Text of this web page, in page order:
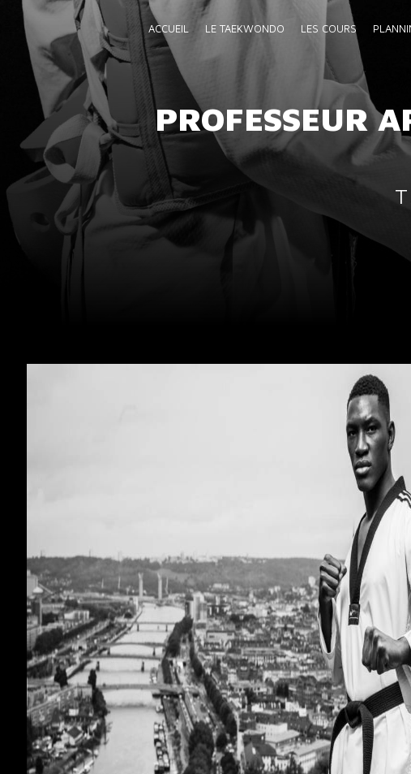
ACCUEIL LE TAEKWONDO LES COURS
PROFESSEUR
Panneau de gestion des cookies